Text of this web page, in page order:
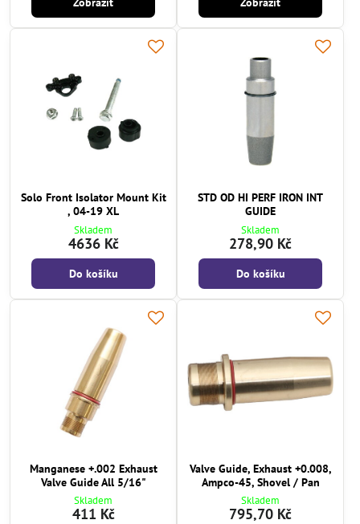
Solo Front Isolator Mount Kit
, 04-19 XL
Skladem
4636 Kč
Do košíku
STD OD HI PERF IRON INT
GUIDE
Skladem
278,90 Kč
Do košíku
Manganese +.002 Exhaust
Valve Guide All 5/16"
Skladem
411 Kč
Valve Guide, Exhaust +0.008,
Ampco-45, Shovel / Pan
Skladem
795,70 Kč